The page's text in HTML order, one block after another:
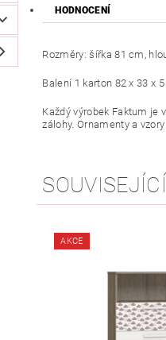
HODNOCENÍ
Rozměry: šířka 81 cm,
Balení 1 karton 82 x 33 x
Každý výrobek Faktum je
zálohy. Ornamenty a
AKCE